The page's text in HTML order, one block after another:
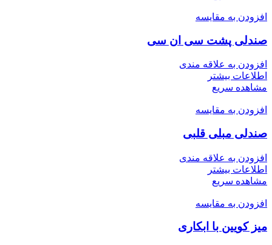
افزودن به مقایسه
صندلی پشت سی ان سی
افزودن به علاقه مندی
اطلاعات بیشتر
مشاهده سریع
افزودن به مقایسه
صندلی مبلی قلبی
افزودن به علاقه مندی
اطلاعات بیشتر
مشاهده سریع
افزودن به مقایسه
میز کویین با ابکاری